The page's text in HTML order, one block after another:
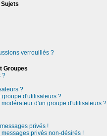
verrouillés ?
Groupes
?
?
d'utilisateurs ?
d'un groupe d'utilisateurs ?
privés !
privés non-désirés !